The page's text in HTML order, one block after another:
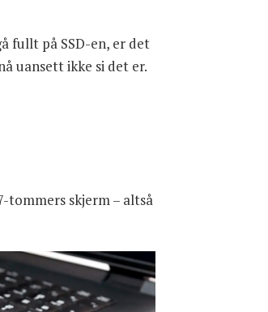
fullt på SSD-en, er det
uansett ikke si det er.
tommers skjerm – altså